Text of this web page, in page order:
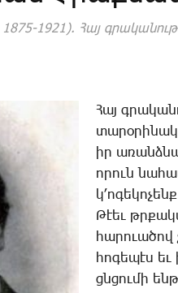
1921). ­Հայ
­Հայ
իր
ո­րուն
­Թէեւ
հա­րո­ւա­ծով
հո­գե­պէս
ցնցու­մի